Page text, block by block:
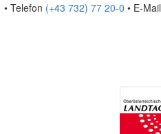
• Telefon (+43 732) 77 20-0 • E-Mail